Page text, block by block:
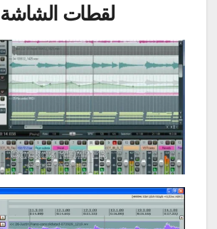
لقطات الشاشة